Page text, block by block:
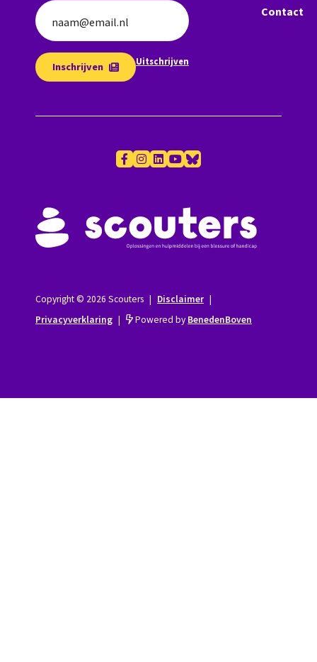
naam@email.nl
Inschrijven Uitschrijven
Contact
Copyright © 2026 Scouters | Disclaimer |
Privacyverklaring | Powered by BenedenBoven